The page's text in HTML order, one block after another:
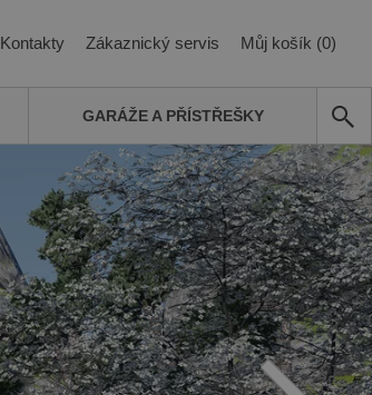
Kontakty Zákaznický servis Můj košík (0)
GARÁŽE A PŘÍSTŘEŠKY